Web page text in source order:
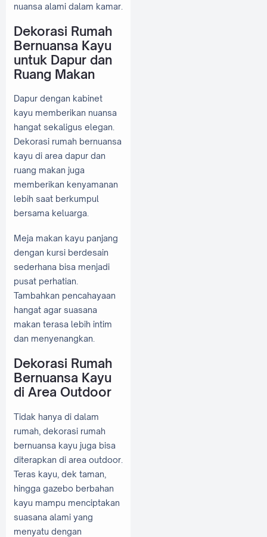
nuansa alami dalam kamar.
Dekorasi Rumah
Bernuansa Kayu
untuk Dapur dan
Ruang Makan
Dapur dengan kabinet
kayu memberikan nuansa
hangat sekaligus elegan.
Dekorasi rumah bernuansa
kayu di area dapur dan
ruang makan juga
memberikan kenyamanan
lebih saat berkumpul
bersama keluarga.
Meja makan kayu panjang
dengan kursi berdesain
sederhana bisa menjadi
pusat perhatian.
Tambahkan pencahayaan
hangat agar suasana
makan terasa lebih intim
dan menyenangkan.
Dekorasi Rumah
Bernuansa Kayu
di Area Outdoor
Tidak hanya di dalam
rumah, dekorasi rumah
bernuansa kayu juga bisa
diterapkan di area outdoor.
Teras kayu, dek taman,
hingga gazebo berbahan
kayu mampu menciptakan
suasana alami yang
menyatu dengan